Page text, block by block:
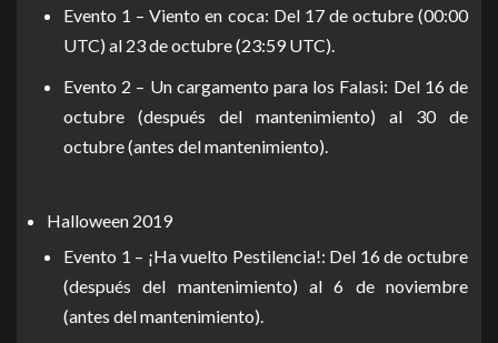
Evento 1 – Viento en coca: Del 17 de octubre (00:00
UTC) al 23 de octubre (23:59 UTC).
Evento 2 – Un cargamento para los Falasi: Del 16 de
octubre (después del mantenimiento) al 30 de
octubre (antes del mantenimiento).
Halloween 2019
Evento 1 – ¡Ha vuelto Pestilencia!: Del 16 de octubre
(después del mantenimiento) al 6 de noviembre
(antes del mantenimiento).